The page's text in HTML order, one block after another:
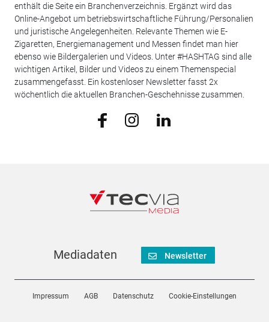
enthält die Seite ein Branchenverzeichnis. Ergänzt wird das
Online-Angebot um betriebswirtschaftliche Führung/Personalien
und juristische Angelegenheiten. Relevante Themen wie E-
Zigaretten, Energiemanagement und Messen findet man hier
ebenso wie Bildergalerien und Videos. Unter #HASHTAG sind alle
wichtigen Artikel, Bilder und Videos zu einem Themenspecial
zusammengefasst. Ein kostenloser Newsletter fasst 2x
wöchentlich die aktuellen Branchen-Geschehnisse zusammen.
Mediadaten Newsletter
Impressum AGB Datenschutz Cookie-Einstellungen